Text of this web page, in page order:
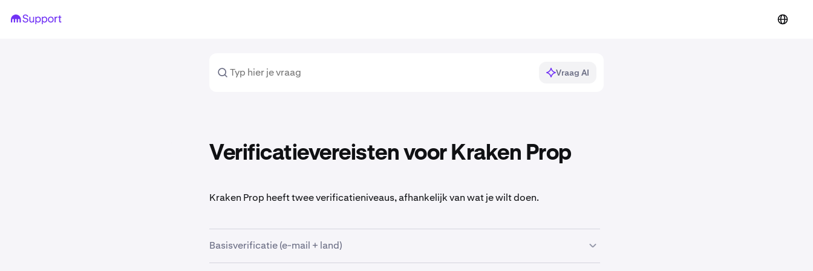
Vraag AI
Verificatievereisten voor Kraken Prop
Kraken Prop heeft twee verificatieniveaus, afhankelijk van wat je wilt doen.
Basisverificatie (e-mail + land)